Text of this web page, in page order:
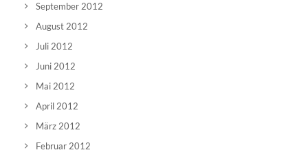
September 2012
August 2012
Juli 2012
Juni 2012
Mai 2012
April 2012
März 2012
Februar 2012